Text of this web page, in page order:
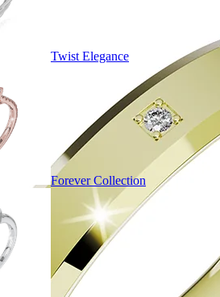
Twist Elegance
Forever Collection